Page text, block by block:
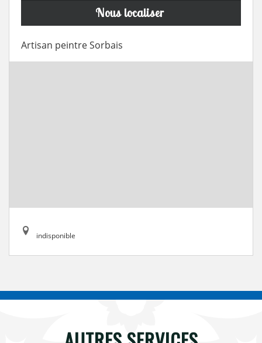
Nous localiser
Artisan peintre Sorbais
indisponible